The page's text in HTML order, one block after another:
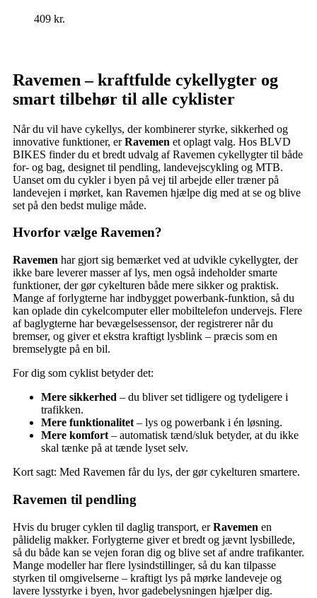
409 kr.
Ravemen – kraftfulde cykellygter og
smart tilbehør til alle cyklister
Når du vil have cykellys, der kombinerer styrke, sikkerhed og
innovative funktioner, erRavemen et oplagt valg. Hos BLVD
BIKES finder du et bredt udvalg af Ravemen cykellygter til både
for- og bag, designet til pendling, landevejscykling og MTB.
Uanset om du cykler i byen på vej til arbejde eller træner på
landevejen i mørket, kan Ravemen hjælpe dig med at se og blive
set på den bedst mulige måde.
Hvorfor vælge Ravemen?
Ravemen har gjort sig bemærket ved at udvikle cykellygter, der
ikke bare leverer masser af lys, men også indeholder smarte
funktioner, der gør cykelturen både mere sikker og praktisk.
Mange af forlygterne har indbygget powerbank-funktion, så du
kan oplade din cykelcomputer eller mobiltelefon undervejs. Flere
af baglygterne har bevægelsessensor, der registrerer når du
bremser, og giver et ekstra kraftigt lysblink – præcis som en
bremselygte på en bil.
For dig som cyklist betyder det:
Mere sikkerhed – du bliver set tidligere og tydeligere i
trafikken.
Mere funktionalitet – lys og powerbank i én løsning.
Mere komfort – automatisk tænd/sluk betyder, at du ikke
skal tænke på at tænde lyset selv.
Kort sagt: Med Ravemen får du lys, der gør cykelturen smartere.
Ravemen til pendling
Hvis du bruger cyklen til daglig transport, erRavemen en
pålidelig makker. Forlygterne giver et bredt og jævnt lysbillede,
så du både kan se vejen foran dig og blive set af andre trafikanter.
Mange modeller har flere lysindstillinger, så du kan tilpasse
styrken til omgivelserne – kraftigt lys på mørke landeveje og
lavere lysstyrke i byen, hvor gadebelysningen hjælper dig.